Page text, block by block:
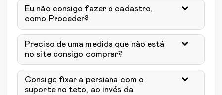
Eu não consigo fazer o cadastro,
como Proceder?
Preciso de uma medida que não está
no site consigo comprar?
Consigo fixar a persiana com o
suporte no teto, ao invés da